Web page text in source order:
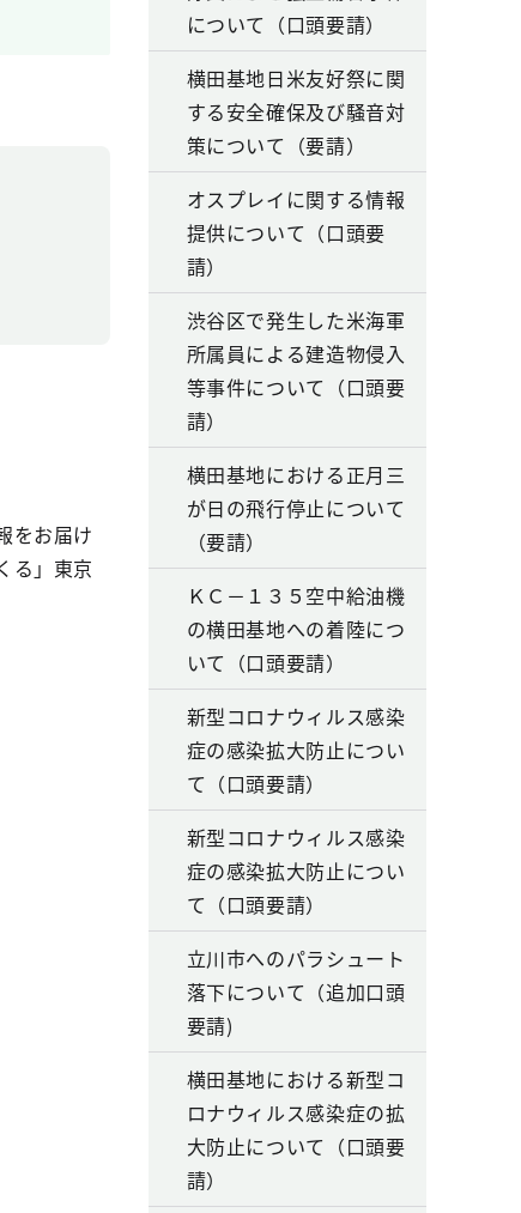
をお届け
る」東京
について（口頭要請）
横田基地日米友好祭に関
する安全確保及び騒音対
策について（要請）
オスプレイに関する情報
提供について（口頭要
請）
渋谷区で発生した米海軍
所属員による建造物侵入
等事件について（口頭要
請）
横田基地における正月三
が日の飛行停止について
（要請）
ＫＣ－１３５空中給油機
の横田基地への着陸につ
いて（口頭要請）
新型コロナウィルス感染
症の感染拡大防止につい
て（口頭要請）
新型コロナウィルス感染
症の感染拡大防止につい
て（口頭要請）
立川市へのパラシュート
落下について（追加口頭
要請)
横田基地における新型コ
ロナウィルス感染症の拡
大防止について（口頭要
請）